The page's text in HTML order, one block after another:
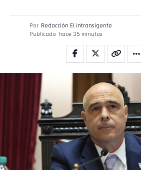
Por Redacción El intransigente
Publicado hace 35 minutos